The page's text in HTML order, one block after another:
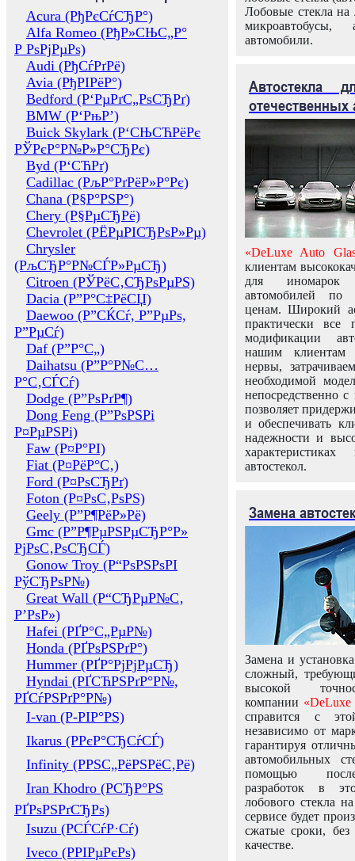
Acura (РђРєСѓСЂР°)
Alfa Romeo (РђР»СЊС„Р°
Р РѕРјРµРѕ)
Audi (РђСѓРґРё)
Avia (РђРІРёР°)
Bedford (Р‘РµРґС„РѕСЂРґ)
BMW (Р‘РњР’)
Buick Skylark (Р‘СЊСЋРёРє
РЎРєР°Р№Р»Р°СЂРє)
Byd (Р‘СЋРґ)
Cadillac (РљР°РґРёР»Р°Рє)
Chana (Р§Р°РЅР°)
Chery (Р§РµСЂРё)
Chevrolet (РЁРµРІСЂРѕР»Рµ)
Chrysler
(РљСЂР°Р№СЃР»РµСЂ)
Citroen (РЎРёС‚СЂРѕРµРЅ)
Dacia (Р”Р°С‡РёСЏ)
Daewoo (Р”СЌСѓ, Р”РµРѕ,
Р”РµСѓ)
Daf (Р”Р°С„)
Daihatsu (Р”Р°Р№С…
Р°С‚СЃСѓ)
Dodge (Р”РѕРґР¶)
Dong Feng (Р”РѕРЅРі
Р¤РµРЅРі)
Faw (Р¤Р°РІ)
Fiat (Р¤РёР°С‚)
Ford (Р¤РѕСЂРґ)
Foton (Р¤РѕС‚РѕРЅ)
Geely (Р”Р¶РёР»Рё)
Gmc (Р”Р¶РµРЅРµСЂР°Р»
РјРѕС‚РѕСЂСЃ)
Gonow Troy (Р“РѕРЅРѕРІ
РўСЂРѕР№)
Great Wall (Р“СЂРµР№С‚
Р’РѕР»)
Hafei (РҐР°С„РµР№)
Honda (РҐРѕРЅРґР°)
Hummer (РҐР°РјРјРµСЂ)
Hyndai (РҐСЋРЅРґР°Р№,
РҐСѓРЅРґР°Р№)
I-van (Р-РІР°РЅ)
Ikarus (РРєР°СЂСѓСЃ)
Infinity (РРЅС„РёРЅРёС‚Рё)
Iran Khodro (РСЂР°РЅ
РҐРѕРЅРґСЂРѕ)
Isuzu (РСЃСѓР·Сѓ)
Iveco (РРІРµРєРѕ)
Лобовые стекла на
микроавтобусы,
автомобили.
Автостекла
отечественных
«DeLuxe Auto
клиентам
для иномарок
автомобилей
ценам. Широкий
практически все
модификации
нашим клиентам
нервы,
необходимой
непосредственно
позволяет
и обеспечивать
надежности и
автостекол.
Замена
Замена и
сложный,
высокой
компании «DeLuxe
справится с
независимо от
гарантируя
автомобильных
помощью
разработок в
лобового стекла
сервисе будет
сжатые сроки,
качестве.